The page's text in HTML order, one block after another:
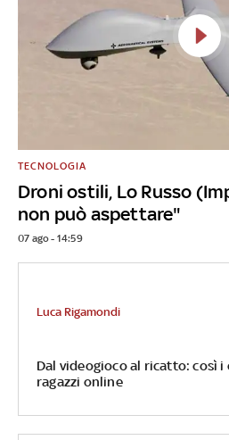
Droni ostili, Lo Russo
non può aspettare"
TECNOLOGIA
07 ago - 14:59
Dal videogioco al ricatto: così
ragazzi online
Luca Rigamondi